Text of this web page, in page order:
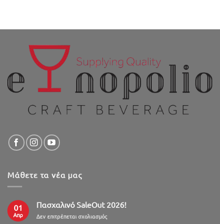
Μάθετε τα νέα μας
01
Απρ
Πασχαλινό SaleOut 2026!
Δεν επιτρέπεται σχολιασμόςστο